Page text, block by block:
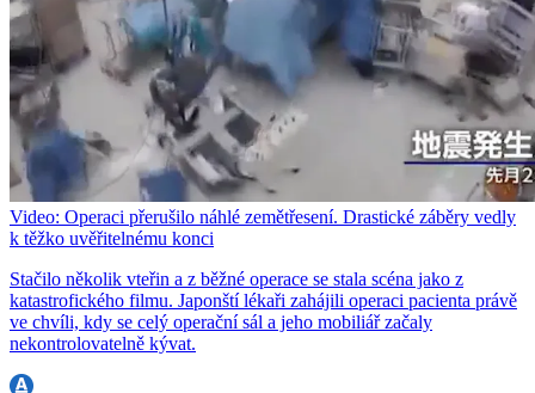
Video: Operaci přerušilo náhlé zemětřesení. Drastické záběry vedly
k těžko uvěřitelnému konci
Stačilo několik vteřin a z běžné operace se stala scéna jako z
katastrofického filmu. Japonští lékaři zahájili operaci pacienta právě
ve chvíli, kdy se celý operační sál a jeho mobiliář začaly
nekontrolovatelně kývat.